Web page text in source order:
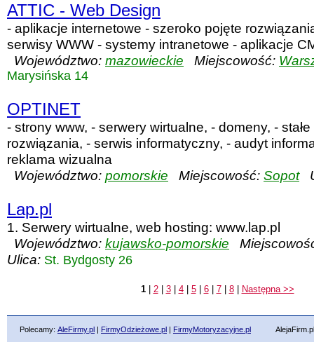
ATTIC - Web Design
- aplikacje internetowe - szeroko pojęte
serwisy WWW - systemy intranetowe - aplikacje
Województwo: mazowieckie Miejscowość:
Marysińska 14
OPTINET
- strony www, - serwery wirtualne, - domeny, - stałe
rozwiązania, - serwis informatyczny, - audyt
reklama wizualna
Województwo: pomorskie Miejscowość: Sopot
Lap.pl
1. Serwery wirtualne, web hosting: www.lap.pl
Województwo: kujawsko-pomorskie
Ulica: St. Bydgosty 26
1| 2| 3| 4| 5| 6| 7| 8| Następna >>
Polecamy: AleFirmy.pl | FirmyOdzieżowe.pl | FirmyMotoryzacyjne.pl AlejaFirm.pl